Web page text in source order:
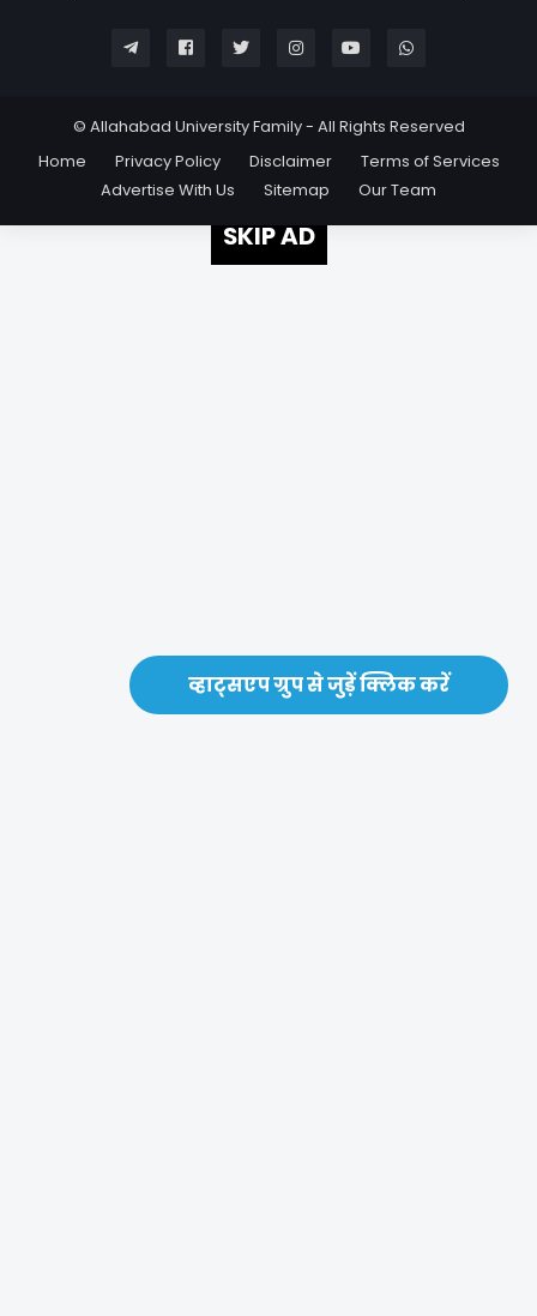
व्हाट्सएप ग्रुप से जुड़ें क्लिक करें
© Allahabad University Family - All Rights Reserved
Home
Privacy Policy Disclaimer
Terms of Services
Advertise With Us
Sitemap Our Team
SKIP AD